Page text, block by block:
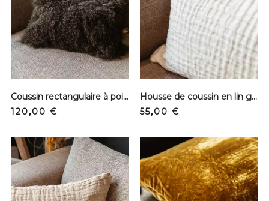
Coussin rectangulaire à poils - Kaki
Prix
120,00 €
Housse de coussin en lin gaufré - Écru
Prix
55,00 €